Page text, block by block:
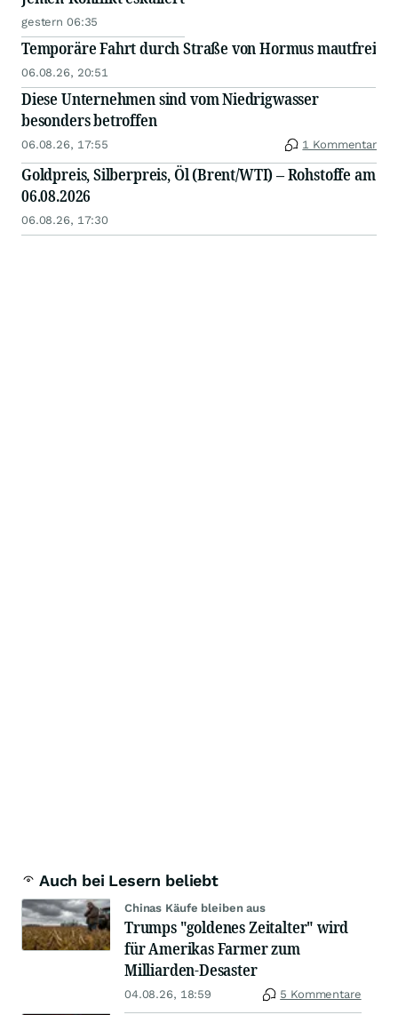
gestern 06:35
Temporäre Fahrt durch Straße von Hormus mautfrei
06.08.26, 20:51
Diese Unternehmen sind vom Niedrigwasser
besonders betroffen
06.08.26, 17:55 1 Kommentar
Goldpreis, Silberpreis, Öl (Brent/WTI) – Rohstoffe am
06.08.2026
06.08.26, 17:30
Auch bei Lesern beliebt
Chinas Käufe bleiben aus
Trumps "goldenes Zeitalter" wird
für Amerikas Farmer zum
Milliarden-Desaster
04.08.26, 18:59 5 Kommentare